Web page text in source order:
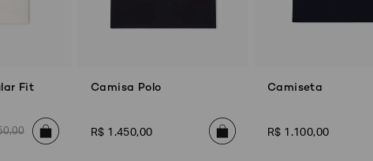
Fit
,00
Camisa Polo
R$ 1 .450,00
Camiseta
R$ 1 .100,00